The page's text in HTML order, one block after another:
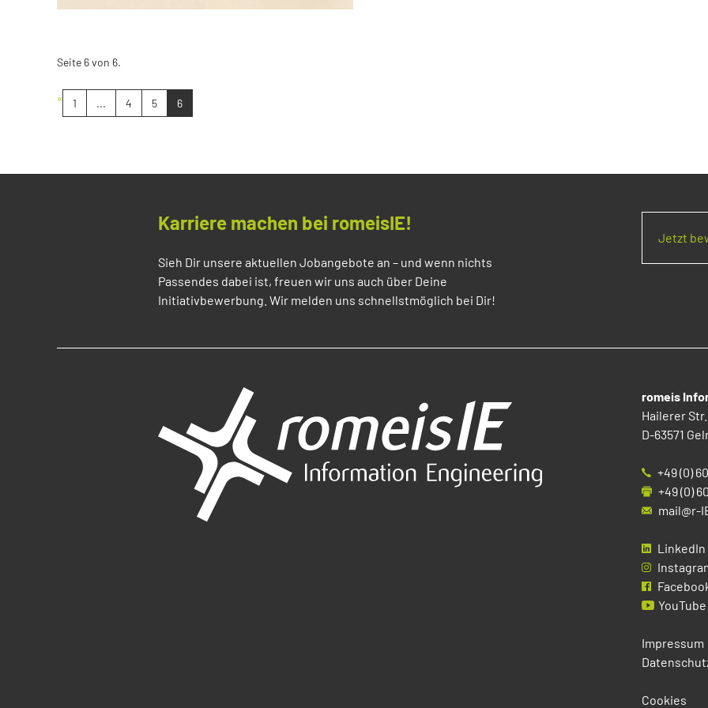
Seite 6 von 6.
« 1 ... 4 5 6
Karriere machen bei romeisIE!
Sieh Dir unsere aktuellen Jobangebote an – und wenn nichts
Passendes dabei ist, freuen wir uns auch über Deine
Initiativbewerbung. Wir melden uns schnellstmöglich bei Dir!
Jetzt
romeis
Hailerer Str.
D-63571
+49 (0)
+49 (0)
mail@r-
LinkedIn
YouTube
Impressum
Cookies